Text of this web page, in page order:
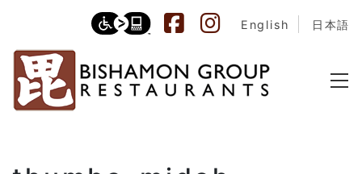
English 日本語